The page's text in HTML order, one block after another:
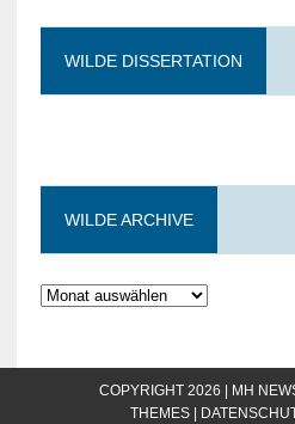
WILDE DISSERTATION
WILDE ARCHIVE
COPYRIGHT 2026 | MH
THEMES|